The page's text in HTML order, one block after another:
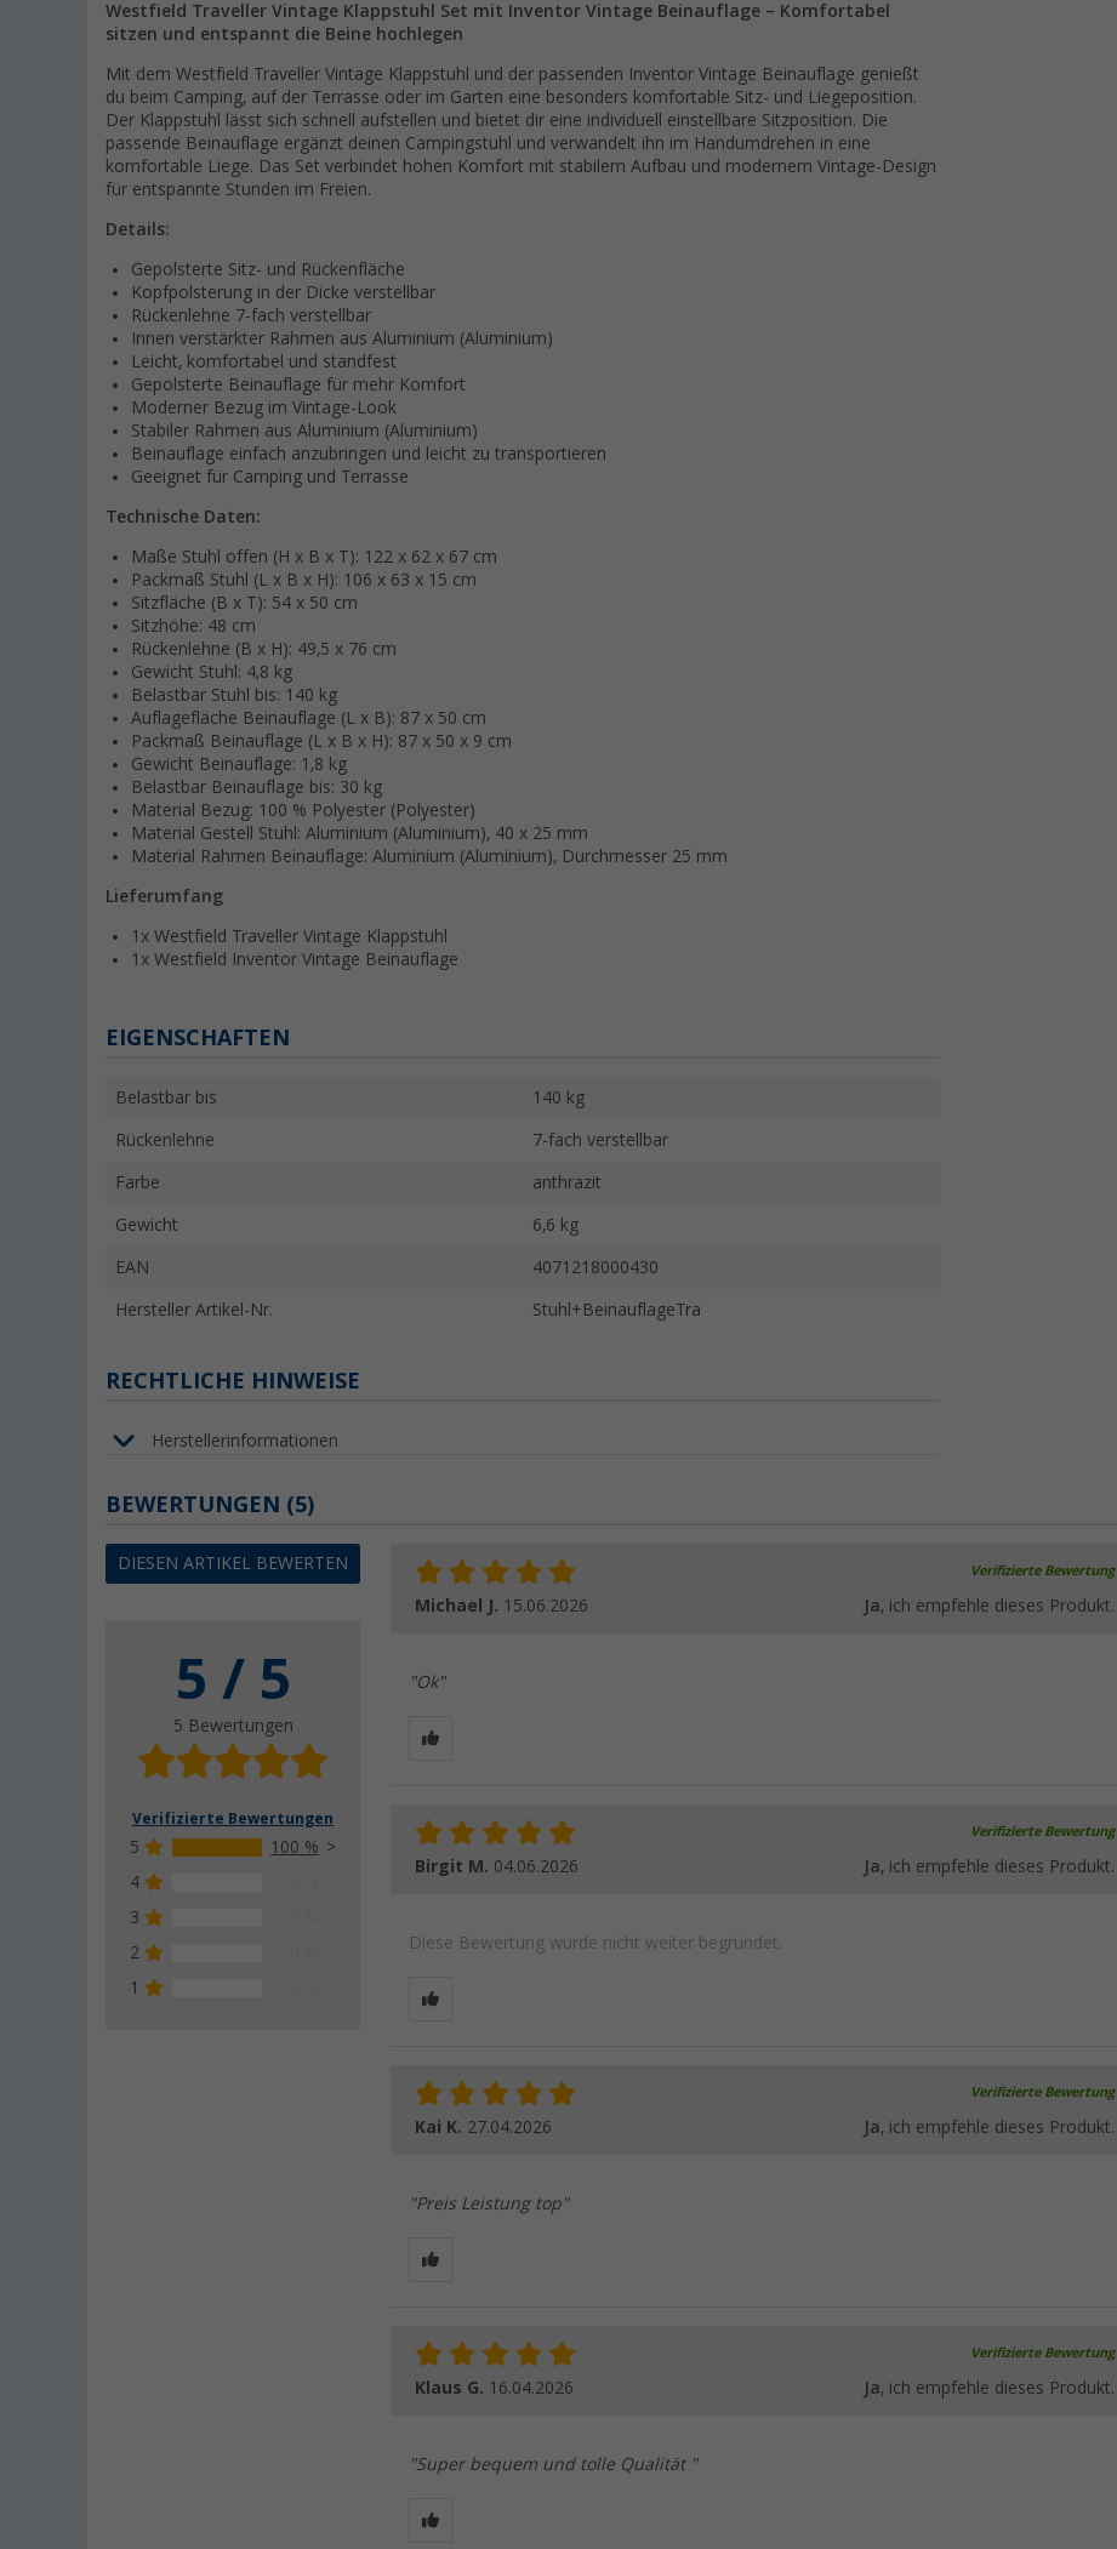
Westfield Traveller Vintage Klappstuhl Set mit Inventor Vintage Beinauflage – Komfortabel
sitzen und entspannt die Beine hochlegen
Mit dem Westfield Traveller Vintage Klappstuhl und der passenden Inventor Vintage Beinauflage genießt
du beim Camping, auf der Terrasse oder im Garten eine besonders komfortable Sitz- und Liegeposition.
Der Klappstuhl lässt sich schnell aufstellen und bietet dir eine individuell einstellbare Sitzposition. Die
passende Beinauflage ergänzt deinen Campingstuhl und verwandelt ihn im Handumdrehen in eine
komfortable Liege. Das Set verbindet hohen Komfort mit stabilem Aufbau und modernem Vintage-Design
für entspannte Stunden im Freien.
Details:
Gepolsterte Sitz- und Rückenfläche
Kopfpolsterung in der Dicke verstellbar
Rückenlehne 7-fach verstellbar
Innen verstärkter Rahmen aus Aluminium (Aluminium)
Leicht, komfortabel und standfest
Gepolsterte Beinauflage für mehr Komfort
Moderner Bezug im Vintage-Look
Stabiler Rahmen aus Aluminium (Aluminium)
Beinauflage einfach anzubringen und leicht zu transportieren
Geeignet für Camping und Terrasse
Technische Daten:
Maße Stuhl offen (H x B x T): 122 x 62 x 67 cm
Packmaß Stuhl (L x B x H): 106 x 63 x 15 cm
Sitzfläche (B x T): 54 x 50 cm
Sitzhöhe: 48 cm
Rückenlehne (B x H): 49,5 x 76 cm
Gewicht Stuhl: 4,8 kg
Belastbar Stuhl bis: 140 kg
Auflagefläche Beinauflage (L x B): 87 x 50 cm
Packmaß Beinauflage (L x B x H): 87 x 50 x 9 cm
Gewicht Beinauflage: 1,8 kg
Belastbar Beinauflage bis: 30 kg
Material Bezug: 100 % Polyester (Polyester)
Material Gestell Stuhl: Aluminium (Aluminium), 40 x 25 mm
Material Rahmen Beinauflage: Aluminium (Aluminium), Durchmesser 25 mm
Lieferumfang
1x Westfield Traveller Vintage Klappstuhl
1x Westfield Inventor Vintage Beinauflage
EIGENSCHAFTEN
Belastbar bis 140 kg
Rückenlehne 7-fach verstellbar
Farbe anthrazit
Gewicht 6,6 kg
EAN 4071218000430
Hersteller Artikel-Nr. Stuhl+BeinauflageTra
RECHTLICHE HINWEISE
Herstellerinformationen
BEWERTUNGEN (5)
DIESEN ARTIKEL BEWERTEN
5 / 5
5 Bewertungen
Verifizierte Bewertungen
5
100 %
4
3
2
1
Verifizierte Bewertung
Michael J. 15.06.2026 Ja, ich empfehle dieses Produkt.
"Ok"
Verifizierte Bewertung
Birgit M. 04.06.2026 Ja, ich empfehle dieses Produkt.
Diese Bewertung wurde nicht weiter begründet.
Verifizierte Bewertung
Kai K. 27.04.2026 Ja, ich empfehle dieses Produkt.
"Preis Leistung top"
Verifizierte Bewertung
Klaus G. 16.04.2026 Ja, ich empfehle dieses Produkt.
"Super bequem und tolle Qualität "